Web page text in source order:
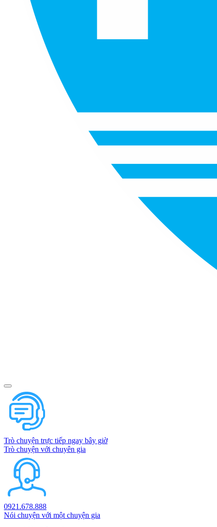
Trò chuyện trực tiếp ngay bây giờ
Trò chuyện với chuyên gia
0921.678.888
Nói chuyện với một chuyện gia